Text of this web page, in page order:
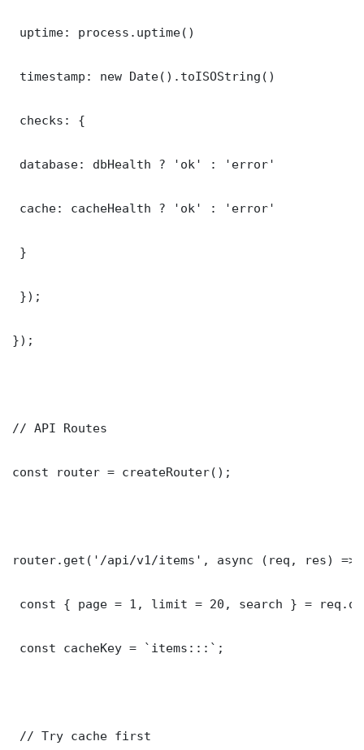
uptime: process.uptime()
timestamp: new Date().toISOString()
checks: {
database: dbHealth ? 'ok' : 'error'
cache: cacheHealth ? 'ok' : 'error'
}
});
});
// API Routes
const router = createRouter();
router.get('/api/v1/items', async (req, res) =>
const { page = 1, limit = 20, search } =
const cacheKey = `items:::`;
// Try cache first